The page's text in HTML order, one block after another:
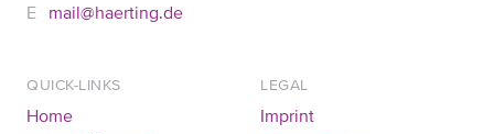
mail@haerting.de
QUICK-LINKS
Home
LEGAL
Imprint